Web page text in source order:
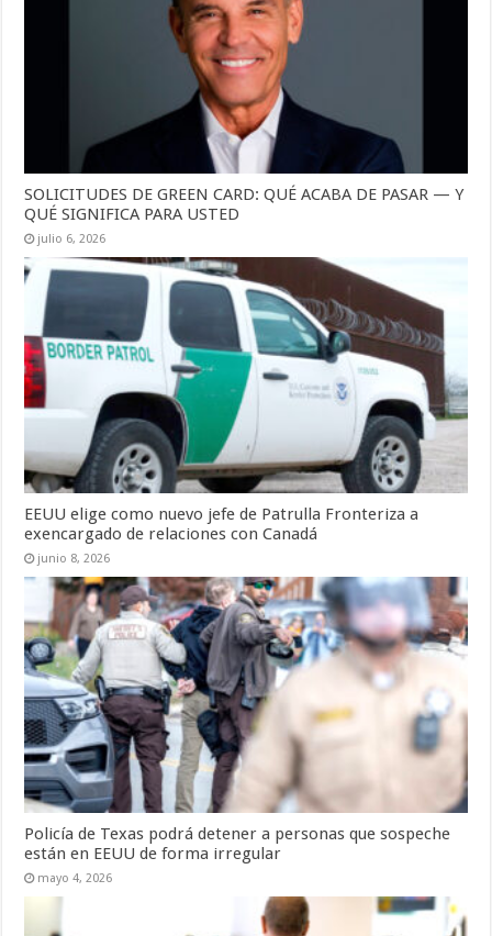
SOLICITUDES DE GREEN CARD: QUÉ ACABA DE PASAR — Y
QUÉ SIGNIFICA PARA USTED
julio 6, 2026
EEUU elige como nuevo jefe de Patrulla Fronteriza a
exencargado de relaciones con Canadá
junio 8, 2026
Policía de Texas podrá detener a personas que sospeche
están en EEUU de forma irregular
mayo 4, 2026